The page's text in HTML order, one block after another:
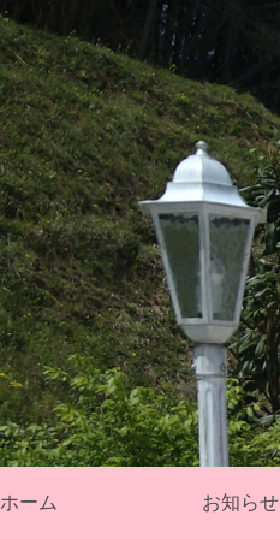
ホーム お知らせ